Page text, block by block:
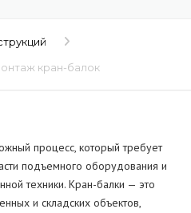
кран-балок
процесс, который требует
подъемного оборудования и
техники. Кран-балки — это
и складских объектов,